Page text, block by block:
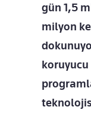
gün 1,5
milyon